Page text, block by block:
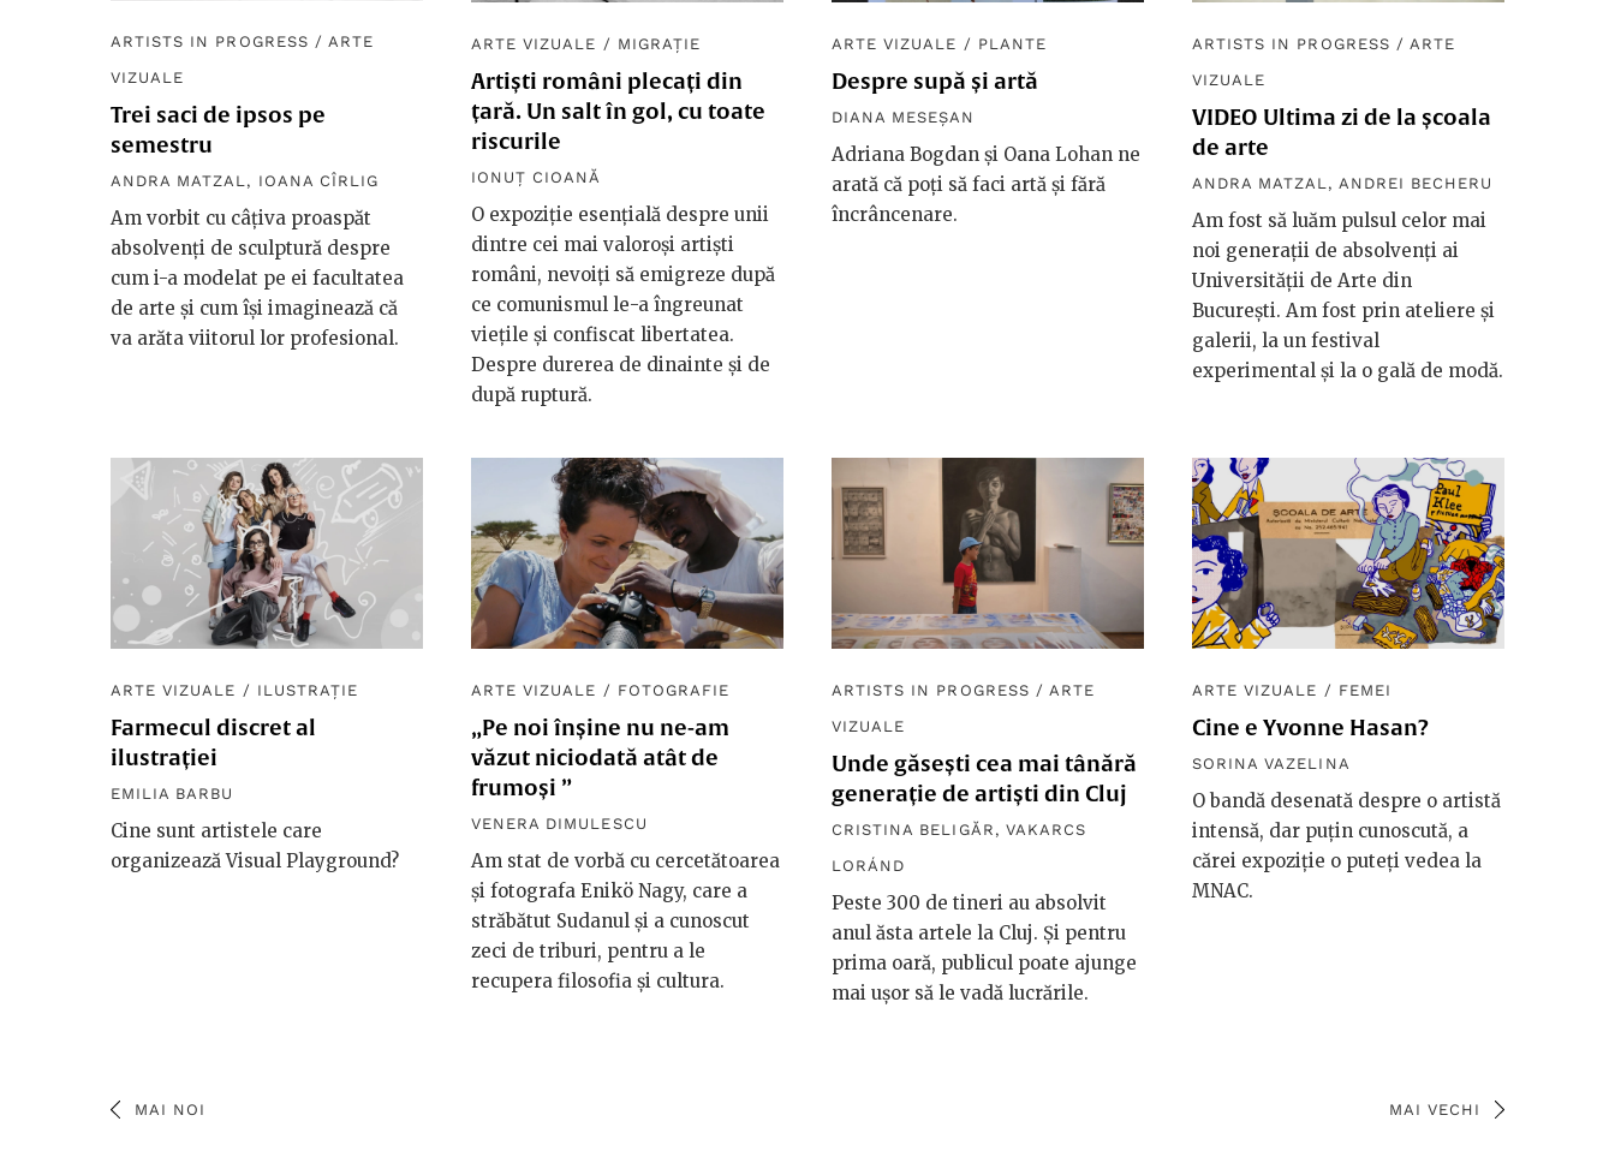
ARTISTS IN PROGRESS / ARTE
VIZUALE
Trei saci de ipsos pe
semestru
ANDRA MATZAL , IOANA CÎRLIG
Am vorbit cu câțiva proaspăt
absolvenți de sculptură despre
cum i-a modelat pe ei facultatea
de arte și cum își imaginează că
va arăta viitorul lor profesional.
ARTE VIZUALE / MIGRAȚIE
Artiști români plecați din
țară. Un salt în gol, cu toate
riscurile
IONUȚ CIOANĂ
O expoziție esențială despre unii
dintre cei mai valoroși artiști
români, nevoiți să emigreze după
ce comunismul le-a îngreunat
viețile și confiscat libertatea.
Despre durerea de dinainte și de
după ruptură.
ARTE VIZUALE / PLANTE
Despre supă și artă
DIANA MESEȘAN
Adriana Bogdan și Oana Lohan ne
arată că poți să faci artă și fără
încrâncenare.
ARTISTS IN PROGRESS / ARTE
VIZUALE
VIDEO Ultima zi de la școala
de arte
ANDRA MATZAL , ANDREI BECHERU
Am fost să luăm pulsul celor mai
noi generații de absolvenți ai
Universității de Arte din
București. Am fost prin ateliere și
galerii, la un festival
experimental și la o gală de modă.
ARTE VIZUALE / ILUSTRAȚIE
Farmecul discret al
ilustrației
EMILIA BARBU
Cine sunt artistele care
organizează Visual Playground?
ARTE VIZUALE / FOTOGRAFIE
„Pe noi înșine nu ne-am
văzut niciodată atât de
frumoși ”
VENERA DIMULESCU
Am stat de vorbă cu cercetătoarea
și fotografa Enikö Nagy, care a
străbătut Sudanul și a cunoscut
zeci de triburi, pentru a le
recupera filosofia și cultura.
ARTISTS IN PROGRESS / ARTE
VIZUALE
Unde găsești cea mai tânără
generație de artiști din Cluj
CRISTINA BELIGĂR , VAKARCS
LORÁND
Peste 300 de tineri au absolvit
anul ăsta artele la Cluj. Și pentru
prima oară, publicul poate ajunge
mai ușor să le vadă lucrările.
ARTE VIZUALE / FEMEI
Cine e Yvonne Hasan?
SORINA VAZELINA
O bandă desenată despre o artistă
intensă, dar puțin cunoscută, a
cărei expoziție o puteți vedea la
MNAC.
MAI NOI MAI VECHI